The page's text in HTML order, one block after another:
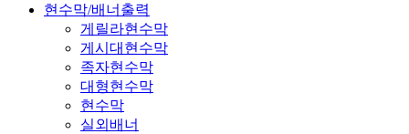
현수막/배너출력
게릴라현수막
게시대현수막
족자현수막
대형현수막
현수막
실외배너